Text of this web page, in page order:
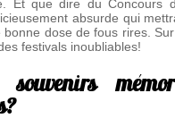
Et que dire du Concours
absurde qui
dose de fous rires.
festivals inoubliables!